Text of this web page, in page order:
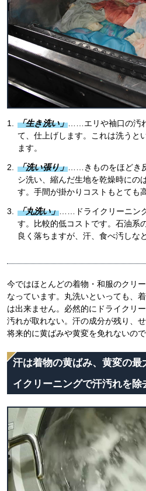
「生き洗い」 ……エリや袖口の汚
て、仕上げします。これは洗うと
ます。
「洗い張り」 ……きものをほどき
シ洗い、縮んだ生地を乾燥時にの
す。手間が掛かりコストもとても
「丸洗い」 ……ドライクリーニン
す。比較的低コストです。石油系
良く落ちますが、汗、食べ汚しな
今ではほとんどの着物・和服のクリ
なっています。丸洗いといっても、
は出来ません。必然的にドライクリ
汚れが取れない。汗の成分が残り、
将来的に黄ばみや黄変を免れないので
汗は着物の黄ばみ、黄変の最
イクリーニングで汗汚れを除